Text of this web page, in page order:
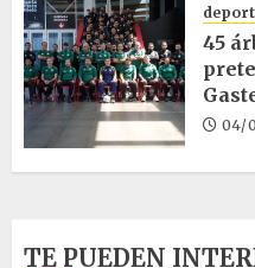
45
04/
TE PUEDEN